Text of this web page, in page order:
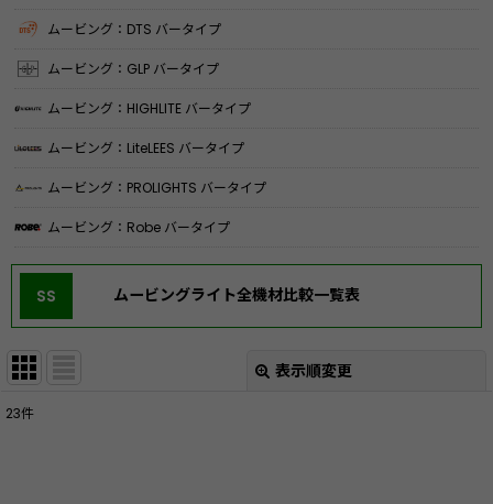
ムービング：DTS バータイプ
ムービング：GLP バータイプ
ムービング：HIGHLITE バータイプ
ムービング：LiteLEES バータイプ
ムービング：PROLIGHTS バータイプ
ムービング：Robe バータイプ
SS ムービングライト全機材比較一覧表
表示順変更
23件